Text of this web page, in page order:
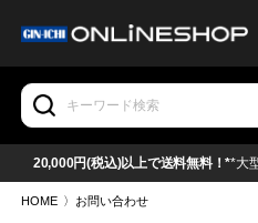
20,000円(税込)以上で送料無料！**大
HOME 〉 お問い合わせ